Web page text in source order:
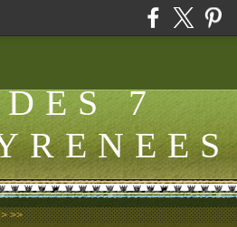
7
> >>